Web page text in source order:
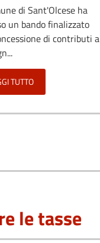
di Sant'Olcese ha
un bando finalizzato
di contributi a
TUTTO
le tasse